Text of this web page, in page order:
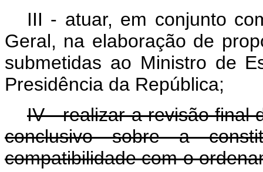
III - atuar, em conjunto
Geral, na elaboração de
submetidas ao Ministro de
Presidência da República;
IV - realizar a revisão final
conclusivo sobre a
compatibilidade com o